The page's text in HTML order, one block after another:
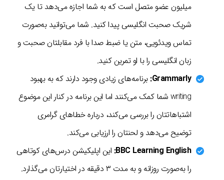
میلیون عضو متصل است که به شما اجازه می‌دهد تا یک
شریک صحبت انگلیسی پیدا کنید. شما می‌توانید به‌صورت
تماس ویدئویی، متن یا ضبط صدا با فرد مقابلتان صحبت و
زبان انگلیسی را با او تمرین کنید.
Grammarly: برنامه‌های زیادی وجود دارند که به بهبود
writing شما کمک می‌کنند اما این برنامه در کنار این موضوع
اشتباهاتتان را بررسی می‌کند، درباره خطاهای گرامری
توضیح می‌دهد و لحنتان را ارزیابی می‌کند.
BBC Learning English: این اپلیکیشن درس‌های کوتاهی
را به‌صورت روزانه و به مدت ۳ دقیقه در اختیارتان می‌گذارد.